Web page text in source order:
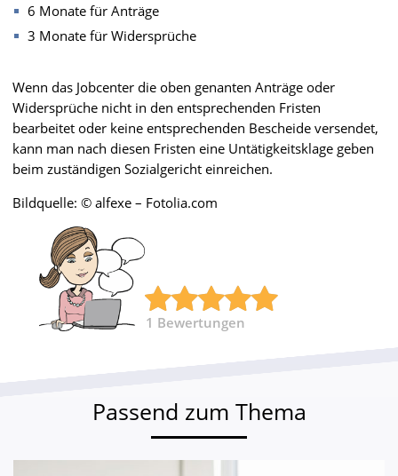
6 Monate für Anträge
3 Monate für Widersprüche
Wenn das Jobcenter die oben genanten Anträge oder
Widersprüche nicht in den entsprechenden Fristen
bearbeitet oder keine entsprechenden Bescheide versendet,
kann man nach diesen Fristen eine Untätigkeitsklage geben
beim zuständigen Sozialgericht einreichen.
Bildquelle: © alfexe – Fotolia.com
1 Bewertungen
Passend zum Thema